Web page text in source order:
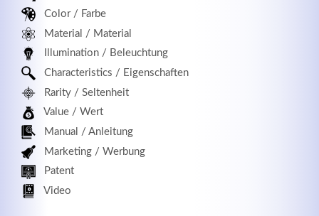
Color / Farbe
Material / Material
Illumination / Beleuchtung
Characteristics / Eigenschaften
Rarity / Seltenheit
Value / Wert
Manual / Anleitung
Marketing / Werbung
Patent
Video